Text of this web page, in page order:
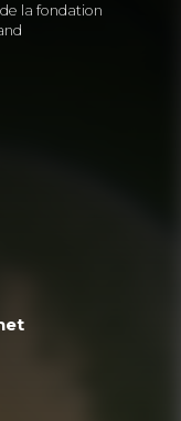
la fondation